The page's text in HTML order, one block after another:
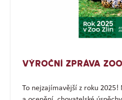
VÝROČNÍ ZPRÁVA
To nejzajímavější z roku 2025!